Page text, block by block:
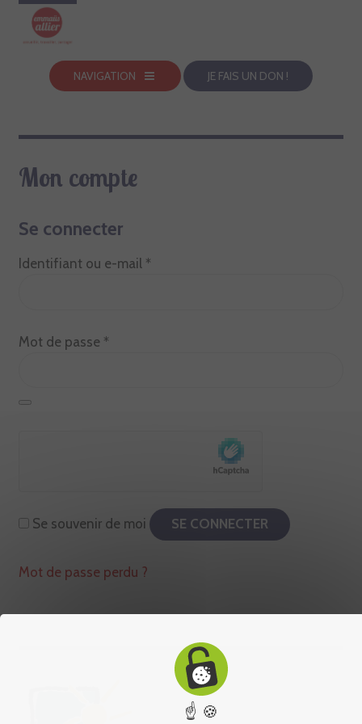
NAVIGATION JE FAIS UN DON !
Mon compte
Se connecter
Identifiant ou e-mail *Obligatoire
Mot de passe *Obligatoire
Se souvenir de moi SE CONNECTER
Mot de passe perdu ?
☝ 🍪